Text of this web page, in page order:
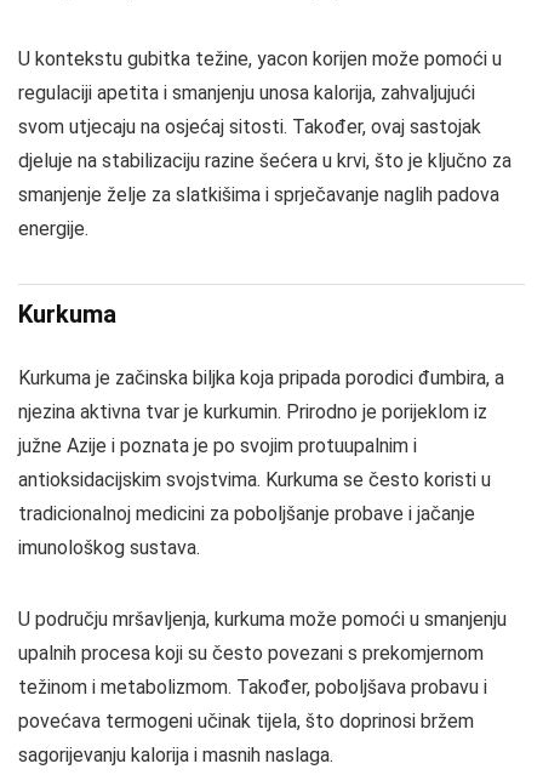
U kontekstu gubitka težine, yacon korijen može pomoći u
regulaciji apetita i smanjenju unosa kalorija, zahvaljujući
svom utjecaju na osjećaj sitosti. Također, ovaj sastojak
djeluje na stabilizaciju razine šećera u krvi, što je ključno za
smanjenje želje za slatkišima i sprječavanje naglih padova
energije.
Kurkuma
Kurkuma je začinska biljka koja pripada porodici đumbira, a
njezina aktivna tvar je kurkumin. Prirodno je porijeklom iz
južne Azije i poznata je po svojim protuupalnim i
antioksidacijskim svojstvima. Kurkuma se često koristi u
tradicionalnoj medicini za poboljšanje probave i jačanje
imunološkog sustava.
U području mršavljenja, kurkuma može pomoći u smanjenju
upalnih procesa koji su često povezani s prekomjernom
težinom i metabolizmom. Također, poboljšava probavu i
povećava termogeni učinak tijela, što doprinosi bržem
sagorijevanju kalorija i masnih naslaga.